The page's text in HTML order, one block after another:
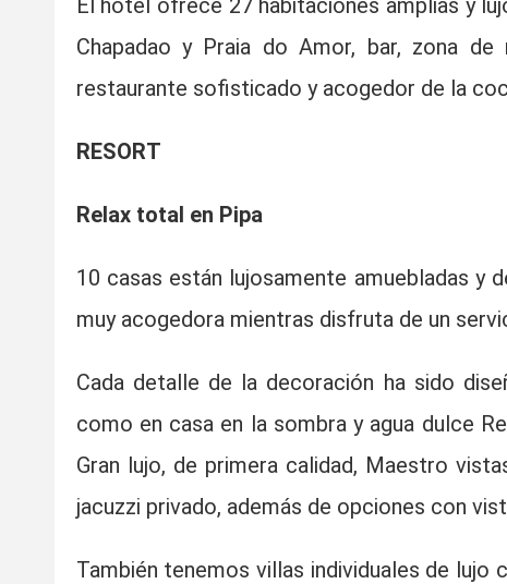
Chapadao y Praia do Amor, bar, zona
restaurante sofisticado y acogedor de la
RESORT
Relax total en Pipa
10 casas están lujosamente amuebladas y
muy acogedora mientras disfruta de un
Cada detalle de la decoración ha sido
como en casa en la sombra y agua dulce
Gran lujo, de primera calidad, Maestro
jacuzzi privado, además de opciones con
También tenemos villas individuales de